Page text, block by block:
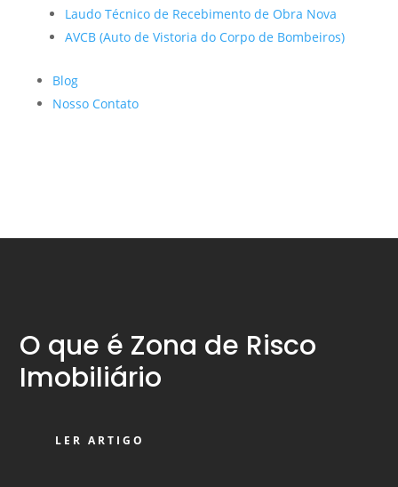
Laudo Técnico de Recebimento de Obra Nova
AVCB (Auto de Vistoria do Corpo de Bombeiros)
Blog
Nosso Contato
O que é Zona de Risco
Imobiliário
LER ARTIGO